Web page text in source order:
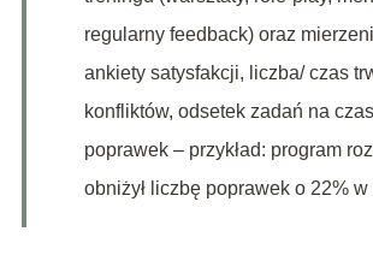
regularny feedback) oraz
ankiety satysfakcji, liczba/ czas
konfliktów, odsetek zadań na
poprawek – przykład: program
obniżył liczbę poprawek o 22% w